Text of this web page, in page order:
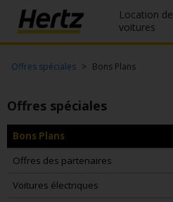
Location de
voitures
Réservation
Nos
agences
Offres
spéciales
Offres spéciales Bons Plans
Offres spéciales
Bons Plans
Offres des partenaires
Voitures électriques